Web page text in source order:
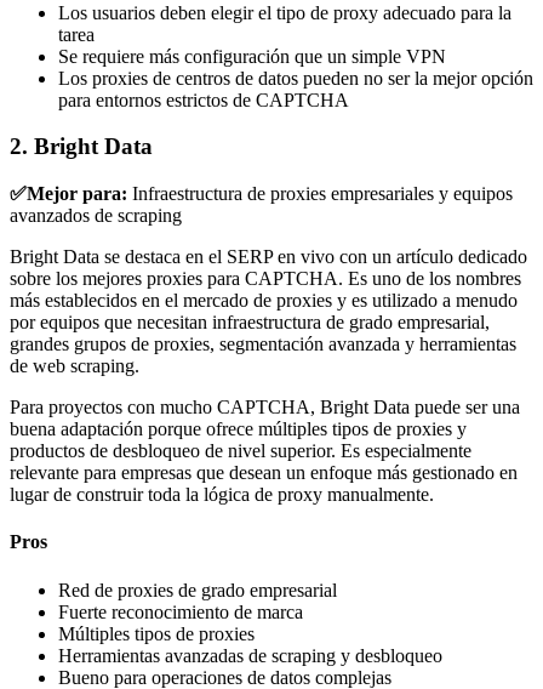
Los usuarios deben elegir el tipo de proxy adecuado para la
tarea
Se requiere más configuración que un simple VPN
Los proxies de centros de datos pueden no ser la mejor opción
para entornos estrictos de CAPTCHA
2. Bright Data
✅Mejor para: Infraestructura de proxies empresariales y equipos
avanzados de scraping
Bright Data se destaca en el SERP en vivo con un artículo dedicado
sobre los mejores proxies para CAPTCHA. Es uno de los nombres
más establecidos en el mercado de proxies y es utilizado a menudo
por equipos que necesitan infraestructura de grado empresarial,
grandes grupos de proxies, segmentación avanzada y herramientas
de web scraping.
Para proyectos con mucho CAPTCHA, Bright Data puede ser una
buena adaptación porque ofrece múltiples tipos de proxies y
productos de desbloqueo de nivel superior. Es especialmente
relevante para empresas que desean un enfoque más gestionado en
lugar de construir toda la lógica de proxy manualmente.
Pros
Red de proxies de grado empresarial
Fuerte reconocimiento de marca
Múltiples tipos de proxies
Herramientas avanzadas de scraping y desbloqueo
Bueno para operaciones de datos complejas